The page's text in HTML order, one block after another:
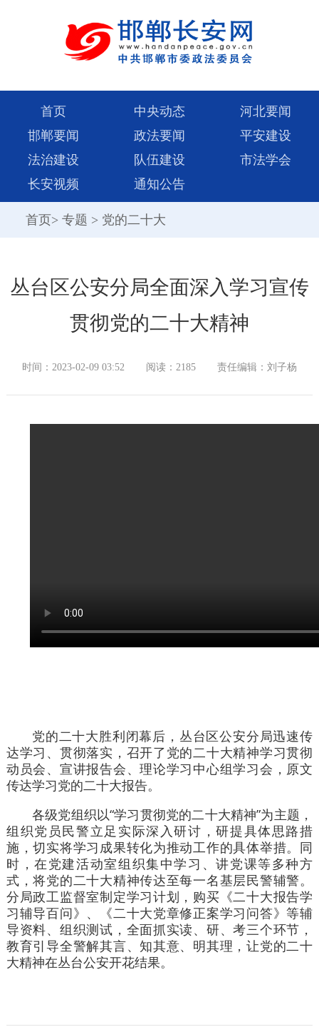
首页 中央动态
河北要闻
邯郸要闻
政法要闻
平安建设
法治建设
队伍建设
市法学会
长安视频
通知公告
首页> 专题 > 党的二十大
丛台区公安分局全面深入学习宣传
贯彻党的二十大精神
时间：2023-02-09 03:52 阅读：2185 责任编辑：刘子杨
党的二十大胜利闭幕后，丛台区公安分局迅速传
达学习、贯彻落实，召开了党的二十大精神学习贯彻
动员会、宣讲报告会、理论学习中心组学习会，原文
传达学习党的二十大报告。
各级党组织以“学习贯彻党的二十大精神”为主题，
组织党员民警立足实际深入研讨，研提具体思路措
施，切实将学习成果转化为推动工作的具体举措。同
时，在党建活动室组织集中学习、讲党课等多种方
式，将党的二十大精神传达至每一名基层民警辅警。
分局政工监督室制定学习计划，购买《二十大报告学
习辅导百问》、《二十大党章修正案学习问答》等辅
导资料、组织测试，全面抓实读、研、考三个环节，
教育引导全警解其言、知其意、明其理，让党的二十
大精神在丛台公安开花结果。